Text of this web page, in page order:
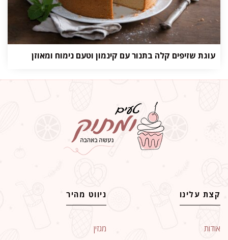
עוגת שזיפים קלה בתנור עם קינמון וטעם נימוח ומאוזן
קצת עלינו
אודות
ניווט מהיר
מגזין